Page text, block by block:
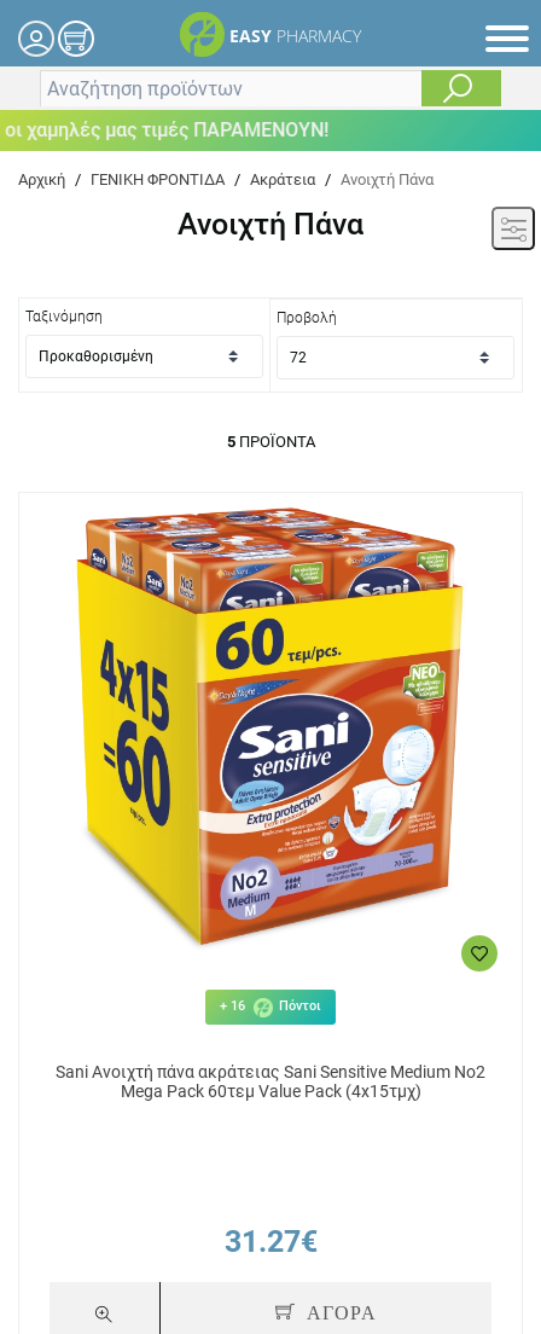
EASY PHARMACY
μας τιμές ΠΑΡΑΜΕΝΟΥΝ!
Αρχική / ΓΕΝΙΚΗ ΦΡΟΝΤΙΔΑ / Ακράτεια / Ανοιχτή Πάνα
Ανοιχτή Πάνα
Ταξινόμηση Προβολή
5ΠΡΟΪΌΝΤΑ
+ 16 Πόντοι
Sani Ανοιχτή πάνα ακράτειας Sani Sensitive Medium No2
Mega Pack 60τεμ Value Pack (4x15τμχ)
31.27€
ΑΓΟΡΑ